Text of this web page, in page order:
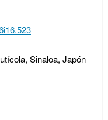
Sinaloa, Japón